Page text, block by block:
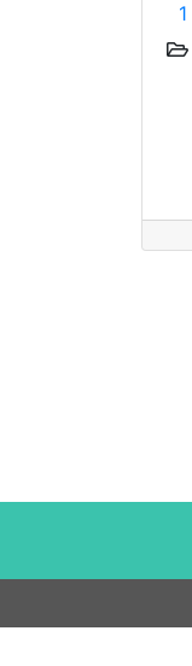
1